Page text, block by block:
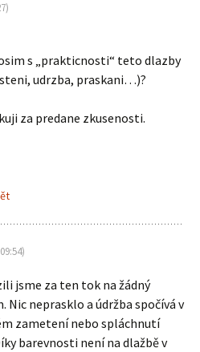
s „prakticnosti“ teto dlazby
udrzba, praskani…)?
za predane zkusenosti.
jsme za ten tok na žádný
Nic neprasklo a údržba spočívá v
zametení nebo spláchnutí
barevnosti není na dlažbě v